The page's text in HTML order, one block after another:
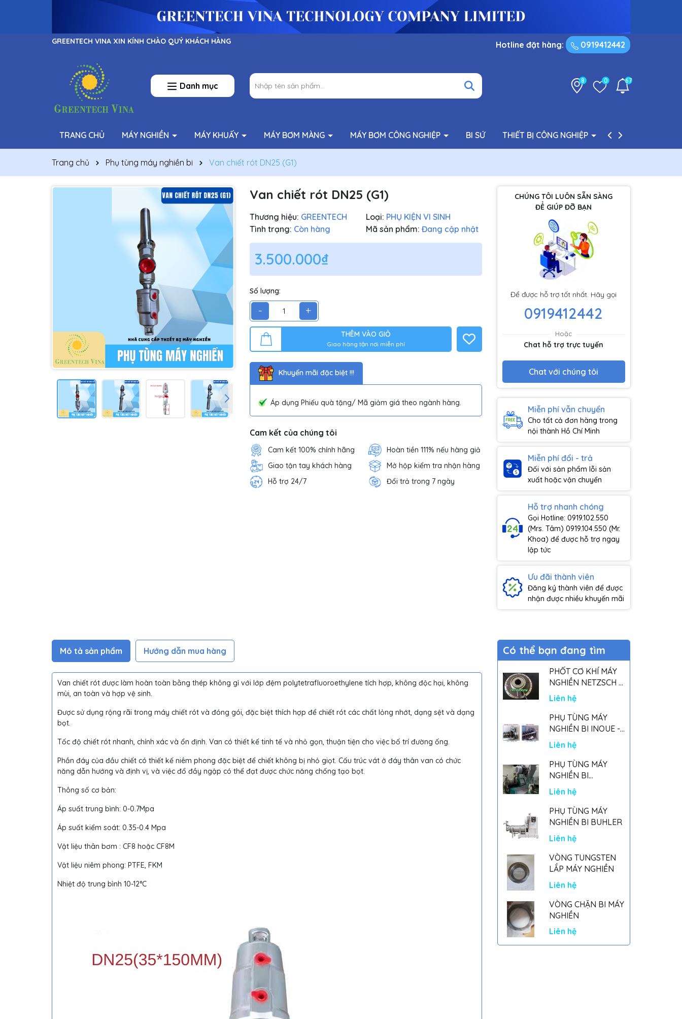
GREENTECH VINA XIN KÍNH CHÀO QUÝ KHÁCH HÀNG Hotline đặt hàng: 0919412442
Danh mục
8 0 67
TRANG CHỦ MÁY NGHIỀN MÁY KHUẤY MÁY BƠM MÀNG MÁY BƠM CÔNG NGHIỆP BI SỨ THIẾT BỊ CÔNG NGHIỆP PHỤ TÙNG BƠM
Trang chủ Phụ tùng máy nghiền bi Van chiết rót DN25 (G1)
Van chiết rót DN25 (G1)
Thương hiệu: GREENTECH Loại: PHỤ KIỆN VI SINH
Tình trạng: Còn hàng Mã sản phẩm: Đang cập nhật
3.500.000₫
Số lượng:
- +
THÊM VÀO GIỎ
Giao hàng tận nơi miễn phí
Khuyến mãi đặc biệt !!!
Áp dụng Phiếu quà tặng/ Mã giảm giá theo ngành hàng.
Cam kết của chúng tôi
Cam kết 100% chính hãng
Hoàn tiền 111% nếu hàng giả
Giao tận tay khách hàng
Mở hộp kiểm tra nhận hàng
Hỗ trợ 24/7
Đổi trả trong 7 ngày
CHÚNG TÔI LUÔN SẴN SÀNG
ĐỂ GIÚP ĐỠ BẠN
Để được hỗ trợ tốt nhất. Hãy gọi
0919412442
Hoặc
Chat hỗ trợ trực tuyến
Chat với chúng tôi
Miễn phí vẫn chuyển
Cho tất cả đơn hàng trong
nội thành Hồ Chí Minh
Miễn phí đổi - trả
Đối với sản phẩm lỗi sản
xuất hoặc vận chuyển
Hỗ trợ nhanh chóng
Gọi Hotline: 0919.102.550
(Mrs. Tâm) 0919.104.550 (Mr.
Khoa) để được hỗ trợ ngay
lập tức
Ưu đãi thành viên
Đăng ký thành viên để được
nhận được nhiều khuyến mãi
Mô tả sản phẩm Hướng dẫn mua hàng
Van chiết rót được làm hoàn toàn bằng thép không gỉ với lớp đệm polytetrafluoroethylene tích hợp, không độc hại, không
mùi, an toàn và hợp vệ sinh.
Được sử dụng rộng rãi trong máy chiết rót và đóng gói, đặc biệt thích hợp để chiết rót các chất lỏng nhớt, dạng sệt và dạng
bọt.
Tốc độ chiết rót nhanh, chính xác và ổn định. Van có thiết kế tinh tế và nhỏ gọn, thuận tiện cho việc bố trí đường ống.
Phần đáy của đầu chiết có thiết kế niêm phong đặc biệt để chiết không bị nhỏ giọt. Cấu trúc vát ở đáy thân van có chức
năng dẫn hướng và định vị, và việc đổ đầy ngập có thể đạt được chức năng chống tạo bọt.
Thông số cơ bản:
Áp suất trung bình: 0-0.7Mpa
Áp suất kiểm soát: 0.35-0.4 Mpa
Vật liệu thân bơm : CF8 hoặc CF8M
Vật liệu niêm phong: PTFE, FKM
Nhiệt độ trung bình 10-12°C
Có thể bạn đang tìm
PHỐT CƠ KHÍ MÁY
NGHIỀN NETZSCH -
GERMANY
Liên hệ
PHỤ TÙNG MÁY
NGHIỀN BI INOUE -
PARTS FOR MHGII-
50 MIGHTY MILL
MARK II
Liên hệ
PHỤ TÙNG MÁY
NGHIỀN BI
NETSZCH
Liên hệ
PHỤ TÙNG MÁY
NGHIỀN BI BUHLER
Liên hệ
VÒNG TUNGSTEN
LẮP MÁY NGHIỀN
Liên hệ
VÒNG CHẶN BI MÁY
NGHIỀN
Liên hệ